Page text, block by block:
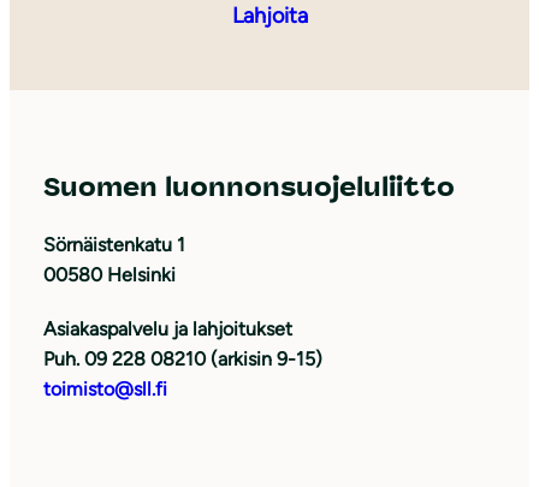
Lahjoita
Suomen luonnonsuojeluliitto
Sörnäistenkatu 1
00580 Helsinki
Asiakaspalvelu ja lahjoitukset
Puh. 09 228 08210 (arkisin 9-15)
toimisto@sll.fi